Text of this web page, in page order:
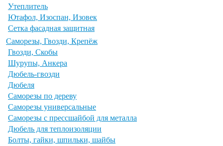
Утеплитель
Ютафол, Изоспан, Изовек
Сетка фасадная защитная
Саморезы, Гвозди, Крепёж
Гвозди, Скобы
Шурупы, Анкера
Дюбель-гвозди
Дюбеля
Саморезы по дереву
Саморезы универсальные
Саморезы с прессшайбой для металла
Дюбель для теплоизоляции
Болты, гайки, шпильки, шайбы